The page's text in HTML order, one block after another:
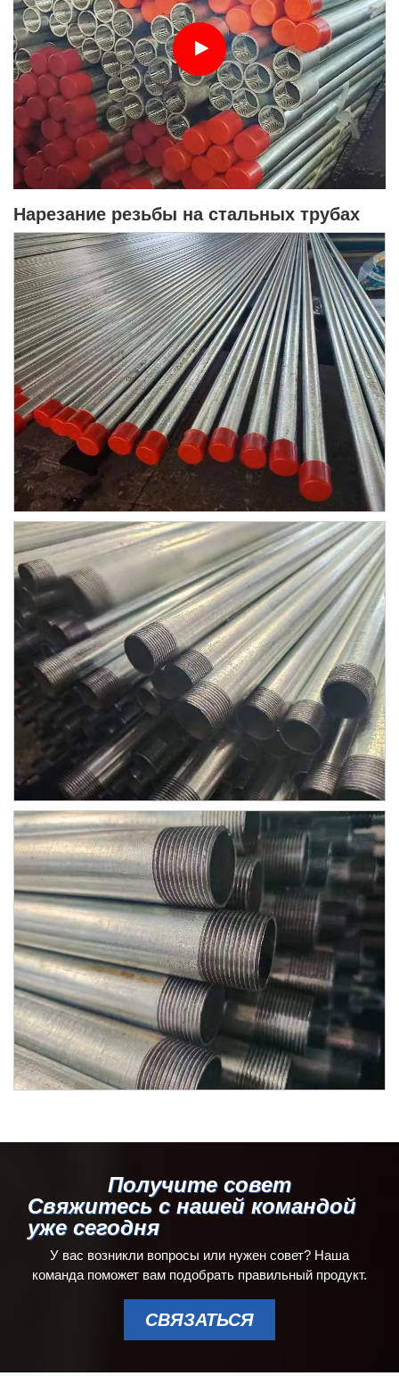
Нарезание резьбы на стальных трубах
Получите совет
Свяжитесь с нашей командой
уже сегодня
У вас возникли вопросы или нужен совет? Наша
команда поможет вам подобрать правильный продукт.
СВЯЗАТЬСЯ